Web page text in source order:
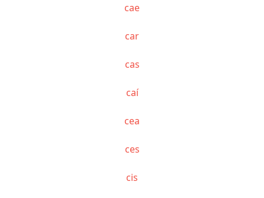
cae
car
cas
caí
cea
ces
cis